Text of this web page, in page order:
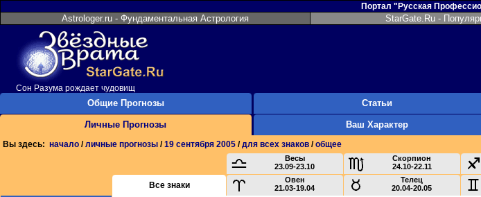
Портал "Русская
Astrologer.ru - Фундаментальная Астрология StarGate.Ru -
Сон Разума рождает чудовищ
Общие Прогнозы
Личные Прогнозы
Статьи
Ваш Характер
Вы здесь: начало /личные прогнозы /19 сентября 2005 /для всех знаков /общее
Весы
23.09-23.10
Скорпион
24.10-22.11
Все знаки
Овен
21.03-19.04
Телец
20.04-20.05